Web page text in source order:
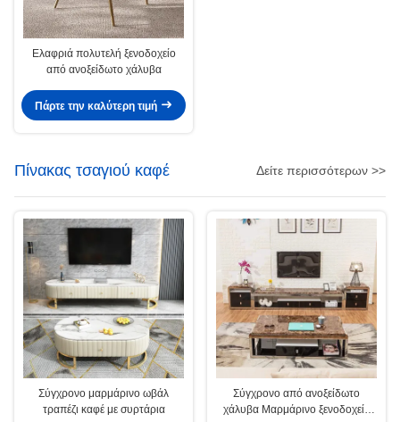
Ελαφριά πολυτελή ξενοδοχείο
από ανοξείδωτο χάλυβα
Πάρτε την καλύτερη τιμή
Πίνακας τσαγιού καφέ Δείτε περισσότερων >>
Σύγχρονο μαρμάρινο ωβάλ
τραπέζι καφέ με συρτάρια
Σύγχρονο από ανοξείδωτο
χάλυβα Μαρμάρινο ξενοδοχείο